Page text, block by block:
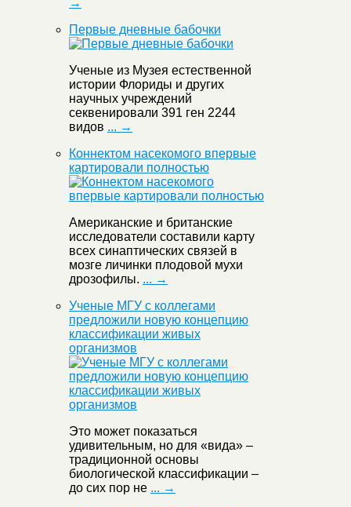
→
Первые дневные бабочки
Ученые из Музея естественной
истории Флориды и других
научных учреждений
секвенировали 391 ген 2244
видов ... →
Коннектом насекомого впервые
картировали полностью
Американские и британские
исследователи составили карту
всех синаптических связей в
мозге личинки плодовой мухи
дрозофилы. ... →
Ученые МГУ с коллегами
предложили новую концепцию
классификации живых
организмов
Это может показаться
удивительным, но для «вида» –
традиционной основы
биологической классификации –
до сих пор не ... →